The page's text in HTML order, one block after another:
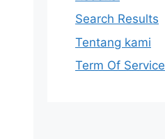
Search Results
Tentang kami
Term Of Service